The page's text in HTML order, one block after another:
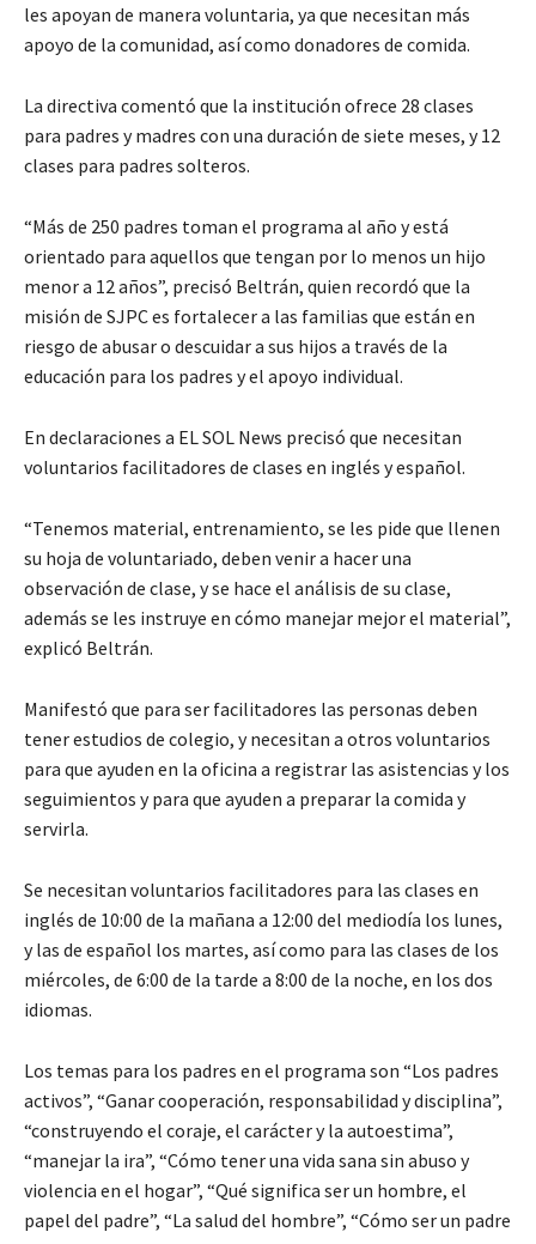
les apoyan de manera voluntaria, ya que necesitan más
apoyo de la comunidad, así como donadores de comida.
La directiva comentó que la institución ofrece 28 clases
para padres y madres con una duración de siete meses, y 12
clases para padres solteros.
“Más de 250 padres toman el programa al año y está
orientado para aquellos que tengan por lo menos un hijo
menor a 12 años”, precisó Beltrán, quien recordó que la
misión de SJPC es fortalecer a las familias que están en
riesgo de abusar o descuidar a sus hijos a través de la
educación para los padres y el apoyo individual.
En declaraciones a EL SOL News precisó que necesitan
voluntarios facilitadores de clases en inglés y español.
“Tenemos material, entrenamiento, se les pide que llenen
su hoja de voluntariado, deben venir a hacer una
observación de clase, y se hace el análisis de su clase,
además se les instruye en cómo manejar mejor el material”,
explicó Beltrán.
Manifestó que para ser facilitadores las personas deben
tener estudios de colegio, y necesitan a otros voluntarios
para que ayuden en la oficina a registrar las asistencias y los
seguimientos y para que ayuden a preparar la comida y
servirla.
Se necesitan voluntarios facilitadores para las clases en
inglés de 10:00 de la mañana a 12:00 del mediodía los lunes,
y las de español los martes, así como para las clases de los
miércoles, de 6:00 de la tarde a 8:00 de la noche, en los dos
idiomas.
Los temas para los padres en el programa son “Los padres
activos”, “Ganar cooperación, responsabilidad y disciplina”,
“construyendo el coraje, el carácter y la autoestima”,
“manejar la ira”, “Cómo tener una vida sana sin abuso y
violencia en el hogar”, “Qué significa ser un hombre, el
papel del padre”, “La salud del hombre”, “Cómo ser un padre